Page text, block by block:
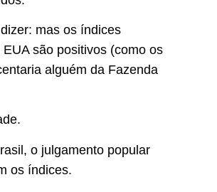
mas os índices
são positivos (como os
alguém da Fazenda
o julgamento popular
os índices.